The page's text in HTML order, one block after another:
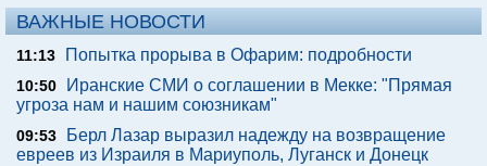
ВАЖНЫЕ НОВОСТИ
11:13 Попытка прорыва в Офарим: подробности
10:50
Иранские СМИ о соглашении в Мекке: "Прямая
угроза нам и нашим союзникам"
09:53
Берл Лазар выразил надежду на возвращение
евреев из Израиля в Мариуполь, Луганск и Донецк